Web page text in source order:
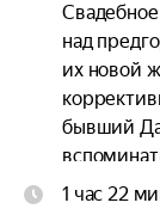
над
их новой
бывший
троим
1 час 22